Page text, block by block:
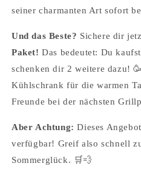
seiner charmanten Art sofort
Und das Beste? Sichere dir
Paket! Das bedeutet: Du
schenken dir 2 weitere dazu!
Kühlschrank für die warmen
Freunde bei der nächsten
Aber Achtung: Dieses
verfügbar! Greif also schnell
Sommerglück. 🛒💨